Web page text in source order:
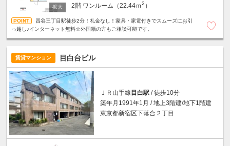
2階 ワンルーム（22.44ｍ2 ）
四谷三丁目駅徒歩2分！礼金なし！家具・家電付きでスムーズにお引
っ越し♪インターネット無料☆外国籍の方もご相談可能です。
賃貸マンション 目白台ビル
ＪＲ山手線 目白駅 / 徒歩10分
築年月1991年1月 / 地上3階建/地下1階建
東京都新宿区下落合２丁目